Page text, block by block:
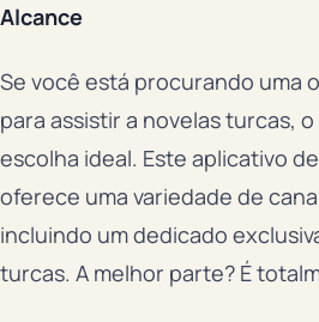
Alcance
Se você está procurando uma
para assistir a novelas turcas, o
escolha ideal. Este aplicativo
oferece uma variedade de
incluindo um dedicado
turcas. A melhor parte? É